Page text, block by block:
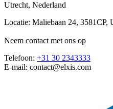
Utrecht, Nederland
Locatie: Maliebaan 24, 3581CP,
Neem contact met ons op
Telefoon: +31 30 2343333
E-mail: contact@elxis.com